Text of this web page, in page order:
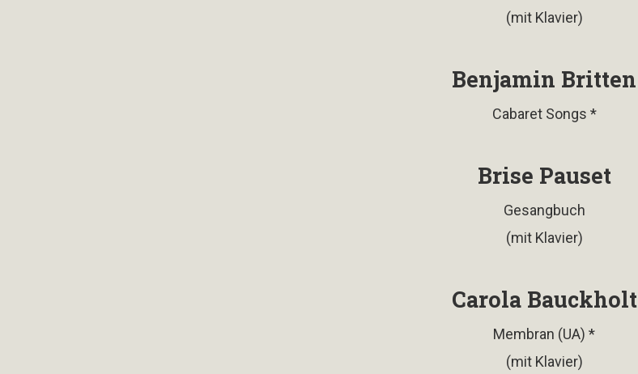
(mit Klavier)
Benjamin Britten
Cabaret Songs *
Brise Pauset
Gesangbuch
(mit Klavier)
Carola Bauckholt
Membran (UA) *
(mit Klavier)